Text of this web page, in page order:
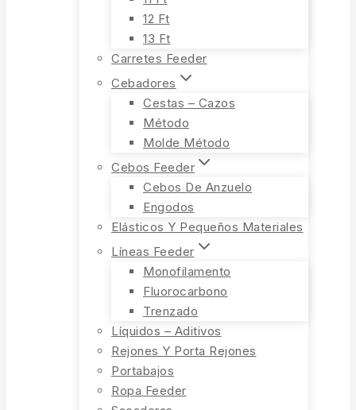
12 Ft
13 Ft
Carretes Feeder
Cebadores
Cestas – Cazos
Método
Molde Método
Cebos Feeder
Cebos De Anzuelo
Engodos
Elásticos Y Pequeños Materiales
Líneas Feeder
Monofilamento
Fluorocarbono
Trenzado
Líquidos – Aditivos
Rejones Y Porta Rejones
Portabajos
Ropa Feeder